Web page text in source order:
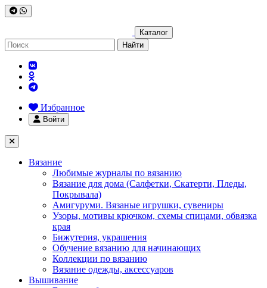
Каталог
Найти
Избранное
Войти
Вязание
Любимые журналы по вязанию
Вязание для дома (Салфетки, Скатерти, Пледы,
Покрывала)
Амигуруми. Вязаные игрушки, сувениры
Узоры, мотивы крючком, схемы спицами, обвязка
края
Бижутерия, украшения
Обучение вязанию для начинающих
Коллекции по вязанию
Вязание одежды, аксессуаров
Вышивание